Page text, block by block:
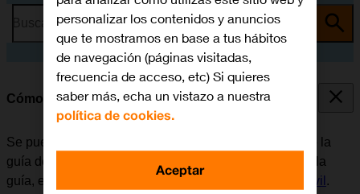
Busca por problema o tema
Cómo llamar a un contacto de la guía
Se puede llamar a un contacto, cogiendo el número de la
guía del móvil. Para poder llamar a un contacto desde la
guía, es necesario
crear un contacto en la guía del móvil .
personalizar los contenidos y anuncios
que te mostramos en base a tus hábitos
de navegación (páginas visitadas,
frecuencia de acceso, etc) Si quieres
saber más, echa un vistazo a nuestra
política de cookies.
Aceptar